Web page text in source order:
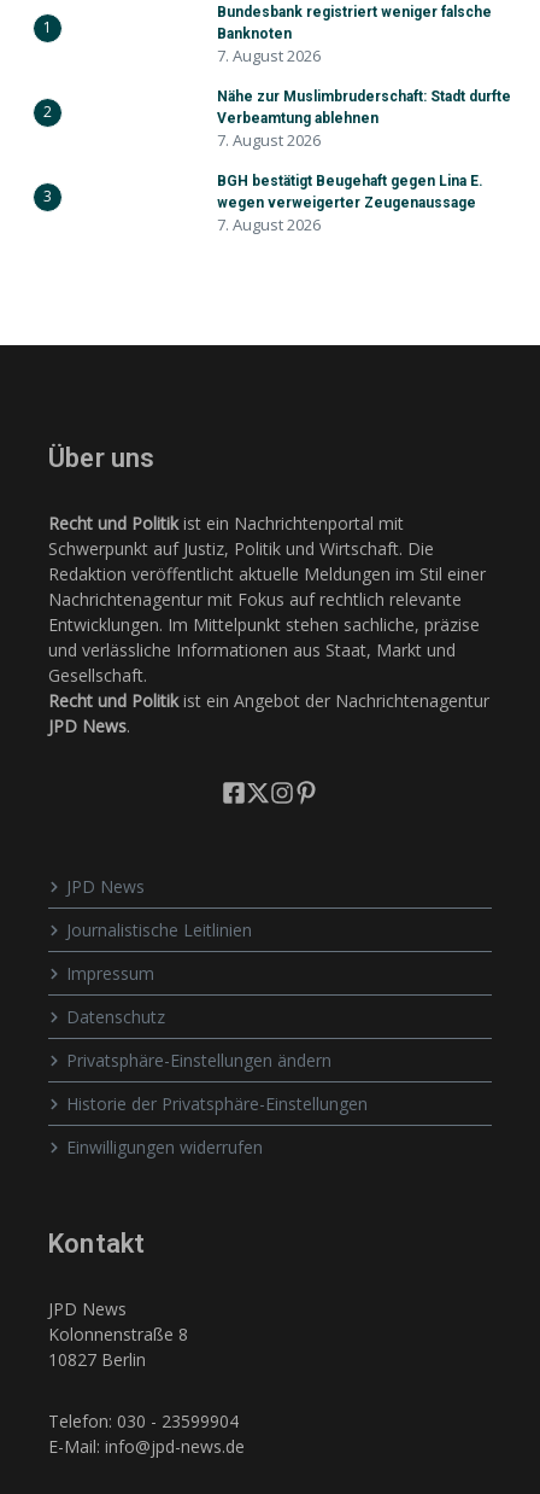
1
Bundesbank registriert weniger falsche
Banknoten
7. August 2026
2
Nähe zur Muslimbruderschaft: Stadt durfte
Verbeamtung ablehnen
7. August 2026
3
BGH bestätigt Beugehaft gegen Lina E.
wegen verweigerter Zeugenaussage
7. August 2026
Über uns
Recht und Politikist ein Nachrichtenportal mit
Schwerpunkt auf Justiz, Politik und Wirtschaft. Die
Redaktion veröffentlicht aktuelle Meldungen im Stil einer
Nachrichtenagentur mit Fokus auf rechtlich relevante
Entwicklungen. Im Mittelpunkt stehen sachliche, präzise
und verlässliche Informationen aus Staat, Markt und
Gesellschaft.
Recht und Politikist ein Angebot der Nachrichtenagentur
JPD News.
JPD News
Journalistische Leitlinien
Impressum
Datenschutz
Privatsphäre-Einstellungen ändern
Historie der Privatsphäre-Einstellungen
Einwilligungen widerrufen
Kontakt
JPD News
Kolonnenstraße 8
10827 Berlin
Telefon: 030 - 23599904
E-Mail: info@jpd-news.de